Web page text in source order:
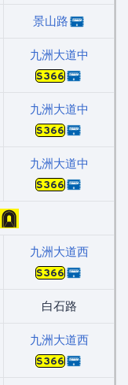
景山路
九洲大道中
S366
九洲大道中
S366
九洲大道中
S366
九洲大道西
S366
白石路
九洲大道西
S366